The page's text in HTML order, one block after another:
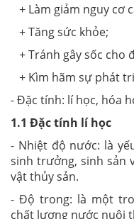
+ Làm giảm nguy cơ
+ Tăng sức khỏe;
+ Tránh gây sốc cho
+ Kìm hãm sự phát
- Đặc tính: lí học, hóa
1.1 Đặc tính lí học
- Nhiệt độ nước: là
sinh trưởng, sinh sản
vật thủy sản.
- Độ trong: là một
chất lượng nước nuôi